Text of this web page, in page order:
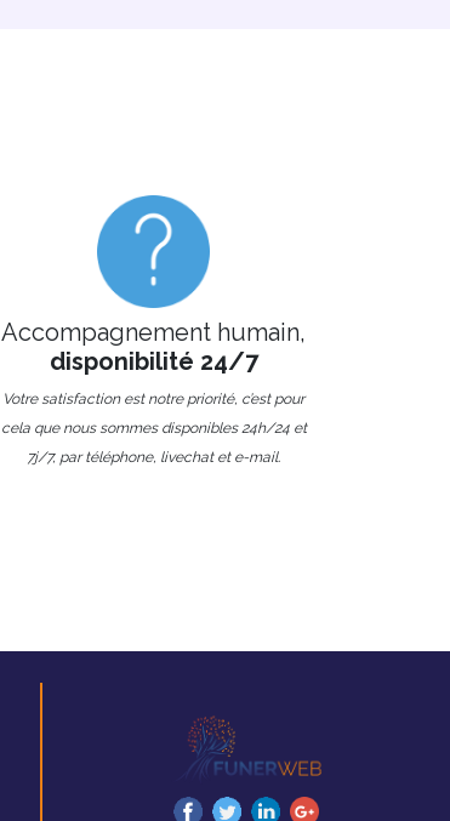
Accompagnement humain,
disponibilité 24/7
Votre satisfaction est notre priorité, c’est pour
cela que nous sommes disponibles 24h/24 et
7j/7, par téléphone, livechat et e-mail.